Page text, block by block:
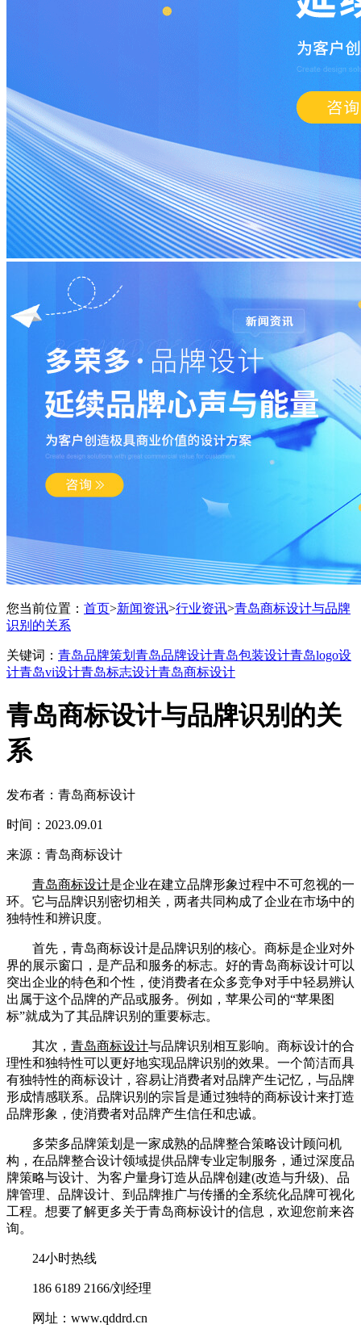
您当前位置： 首页>新闻资讯>行业资讯>青岛商标设计与品牌
识别的关系
关键词： 青岛品牌策划 青岛品牌设计青岛包装设计青岛logo设
计青岛vi设计青岛标志设计青岛商标设计
青岛商标设计与品牌识别的关
系
发布者：青岛商标设计
时间：2023.09.01
来源：青岛商标设计
青岛商标设计是企业在建立品牌形象过程中不可忽视的一
环。它与品牌识别密切相关，两者共同构成了企业在市场中的
独特性和辨识度。
首先，青岛商标设计是品牌识别的核心。商标是企业对外
界的展示窗口，是产品和服务的标志。好的青岛商标设计可以
突出企业的特色和个性，使消费者在众多竞争对手中轻易辨认
出属于这个品牌的产品或服务。例如，苹果公司的“苹果图
标”就成为了其品牌识别的重要标志。
其次， 青岛商标设计与品牌识别相互影响。商标设计的合
理性和独特性可以更好地实现品牌识别的效果。一个简洁而具
有独特性的商标设计，容易让消费者对品牌产生记忆，与品牌
形成情感联系。品牌识别的宗旨是通过独特的商标设计来打造
品牌形象，使消费者对品牌产生信任和忠诚。
多荣多品牌策划是一家成熟的品牌整合策略设计顾问机
构，在品牌整合设计领域提供品牌专业定制服务，通过深度品
牌策略与设计、为客户量身订造从品牌创建(改造与升级)、品
牌管理、品牌设计、到品牌推广与传播的全系统化品牌可视化
工程。想要了解更多关于青岛商标设计的信息，欢迎您前来咨
询。
24小时热线
186 6189 2166/刘经理
网址：www.qddrd.cn